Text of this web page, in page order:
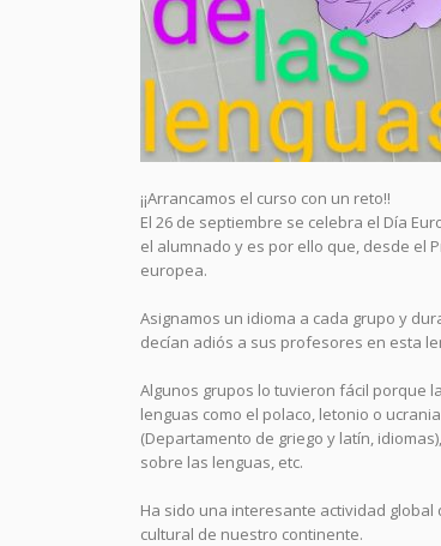
¡¡Arrancamos el curso con un reto!!
El 26 de septiembre se celebra el Día
el alumnado y es por ello que, desde el
europea.
Asignamos un idioma a cada grupo y
decían adiós a sus profesores en esta
Algunos grupos lo tuvieron fácil porque
lenguas como el polaco, letonio o
(Departamento de griego y latín,
sobre las lenguas, etc.
Ha sido una interesante actividad
cultural de nuestro continente.